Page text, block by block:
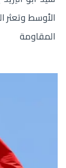
الأوسط وتعثر
المقاومة